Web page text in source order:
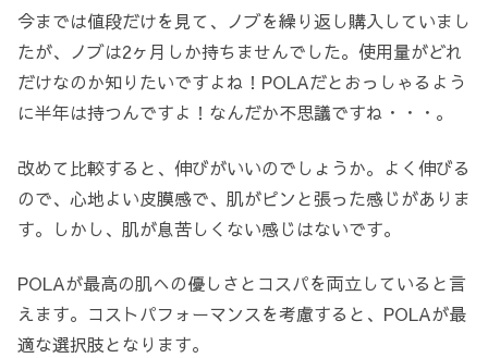
今までは値段だけを見て、ノブを繰り返し購入していまし
たが、ノブは2ヶ月しか持ちませんでした。使用量がどれ
だけなのか知りたいですよね！POLAだとおっしゃるよう
に半年は持つんですよ！なんだか不思議ですね・・・。
改めて比較すると、伸びがいいのでしょうか。よく伸びる
ので、心地よい皮膜感で、肌がピンと張った感じがありま
す。しかし、肌が息苦しくない感じはないです。
POLAが最高の肌への優しさとコスパを両立していると言
えます。コストパフォーマンスを考慮すると、POLAが最
適な選択肢となります。